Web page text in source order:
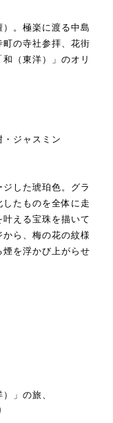
。極楽に渡る中島
の寺社参拝、花街
（東洋）」のオリ
・ジャスミン
した琥珀色。グラ
たものを全体に走
える宝珠を描いて
ら、梅の花の紋様
を浮かび上がらせ
」の旅、